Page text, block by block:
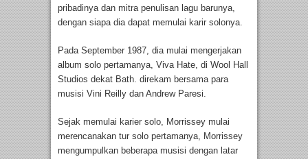
pribadinya dan mitra penulisan lagu barunya,
dengan siapa dia dapat memulai karir solonya.
Pada September 1987, dia mulai mengerjakan
album solo pertamanya, Viva Hate, di Wool Hall
Studios dekat Bath. direkam bersama para
musisi Vini Reilly dan Andrew Paresi.
Sejak memulai karier solo, Morrissey mulai
merencanakan tur solo pertamanya, Morrissey
mengumpulkan beberapa musisi dengan latar